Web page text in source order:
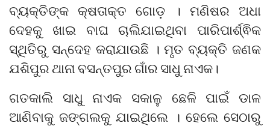
ବ୍ୟକ୍ତିଙ୍କ କ୍ଷତାକ୍ତ ଗୋଡ଼ । ମଣିଷର ଅଧା
ଦେହକୁ ଖାଇ ବାଘ ଚାଲିଯାଇଥିବା ପାରିପାର୍ଶ୍ଵିକ
ସ୍ଥିତିରୁ ସନ୍ଦେହ କରାଯାଉଛି । ମୃତ ବ୍ୟକ୍ତି ଜଣକ
ଯଶିପୁର ଥାନା ବସନ୍ତପୁର ଗାଁର ସାଧୁ ନାଏକ।
ଗତକାଲି ସାଧୁ ନାଏକ ସକାଳୁ ଛେଳି ପାଇଁ ଡାଳ
ଆଣିବାକୁ ଜଙ୍ଗଲକୁ ଯାଇଥିଲେ । ହେଲେ ସେଠାରୁ